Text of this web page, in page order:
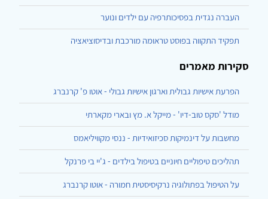
העברה נגדית בפסיכותרפיה עם ילדים ונוער
תפקיד התקווה בפוסט טראומה מורכבת ובדיסוציאציה
סקירות מאמרים
הפרעת אישיות גבולית וארגון אישיות גבולי - אוטו פ' קרנברג
מודל 'סקס טוב-דיו' - מייקל א. מץ ובארי מקארתי
מחשבות על דינמיקות סכיזואידיות - ננסי מקוויליאמס
תהליכים טיפוליים חיוניים בטיפול בילדים - ג'יי בי פרנקל
על הטיפול בפתולוגיה נרקיסיסטית חמורה - אוטו קרנברג